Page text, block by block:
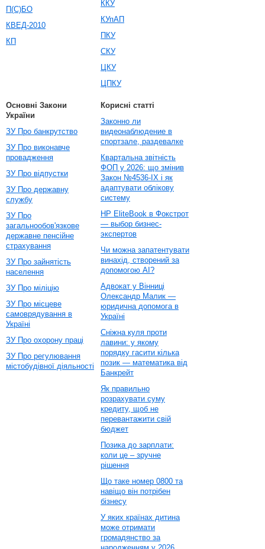
П(С)БО
КВЕД-2010
КП
ККУ
КУпАП
ПКУ
СКУ
ЦКУ
ЦПКУ
Основні Закони
України
ЗУ Про банкрутство
ЗУ Про виконавче
провадження
ЗУ Про відпустки
ЗУ Про державну
службу
ЗУ Про
загальнообов'язкове
державне пенсійне
страхування
ЗУ Про зайнятість
населення
ЗУ Про міліцію
ЗУ Про місцеве
самоврядування в
Україні
ЗУ Про охорону праці
ЗУ Про регулювання
містобудівної діяльності
Корисні статті
Законно ли
видеонаблюдение в
спортзале, раздевалке
Квартальна звітність
ФОП у 2026: що змінив
Закон №4536-IX і як
адаптувати облікову
систему
HP EliteBook в Фокстрот
— выбор бизнес-
экспертов
Чи можна запатентувати
винахід, створений за
допомогою AI?
Адвокат у Вінниці
Олександр Малик —
юридична допомога в
Україні
Сніжна куля проти
лавини: у якому
порядку гасити кілька
позик — математика від
Банкрейт
Як правильно
розрахувати суму
кредиту, щоб не
перевантажити свій
бюджет
Позика до зарплати:
коли це – зручне
рішення
Що таке номер 0800 та
навіщо він потрібен
бізнесу
У яких країнах дитина
може отримати
громадянство за